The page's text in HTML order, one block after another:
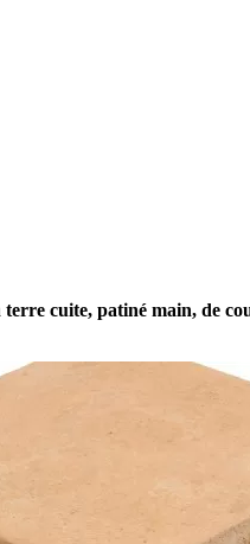
terre cuite, patiné main, de